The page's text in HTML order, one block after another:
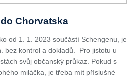
Chorvatska
od 1. 1. 2023 součástí Schengenu, je
bez kontrol a dokladů. Pro jistotu u
svůj občanský průkaz. Pokud s
miláčka, je třeba mít příslušné